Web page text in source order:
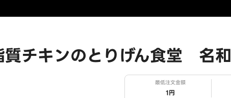
質チキンのとりげん食堂 名
最低注文金額
1円